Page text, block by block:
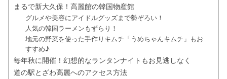
まるで新大久保！高麗館の韓国物産館
グルメや美容にアイドルグッズまで勢ぞろい！
人気の韓国ラーメンもずらり！
地元の野菜を使った手作りキムチ「うめちゃんキムチ」もお
すすめ♪
毎年秋に開催！幻想的なランタンナイトもお見逃しなく
道の駅とざわ高麗へのアクセス方法